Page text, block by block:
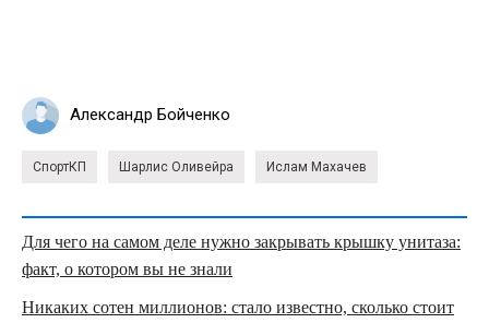
Александр Бойченко
СпортКП Шарлис Оливейра Ислам Махачев
Для чего на самом деле нужно закрывать крышку унитаза:
факт, о котором вы не знали
Никаких сотен миллионов: стало известно, сколько стоит